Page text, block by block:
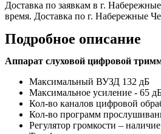
Доставка по заявкам в г.
время. Доставка по г. Набережные
Подробное описание
Аппарат слуховой цифровой
Максимальный ВУЗД 132 дБ
Максимальное усиление - 65
Кол-во каналов цифровой
Кол-во программ
Регулятор громкости – наличие